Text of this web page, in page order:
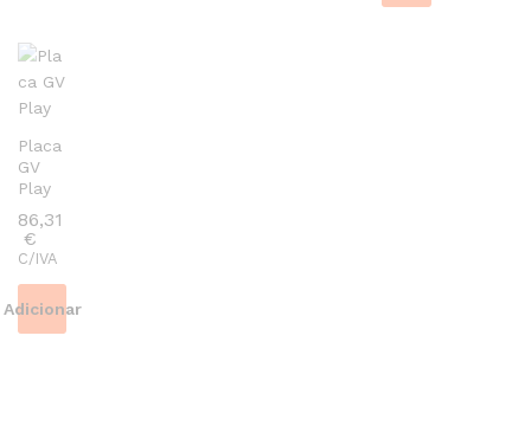
Placa
GV
Play
86,31
€
C/IVA
Adicionar